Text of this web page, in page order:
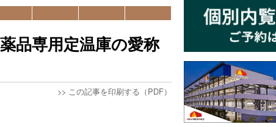
品専用定温庫の愛称
>> この記事を印刷する（PDF）